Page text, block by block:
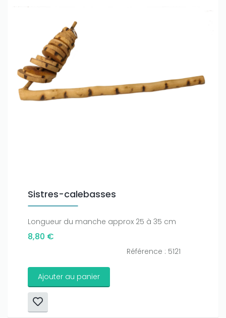
Sistres-calebasses
Longueur du manche approx 25 à 35 cm
8,80 €
Référence : 5121
Ajouter au panier